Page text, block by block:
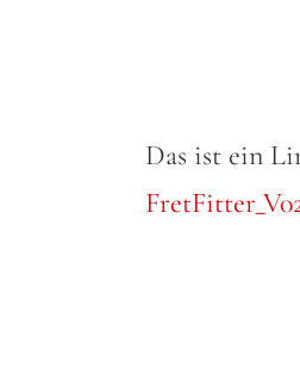
Das ist ein